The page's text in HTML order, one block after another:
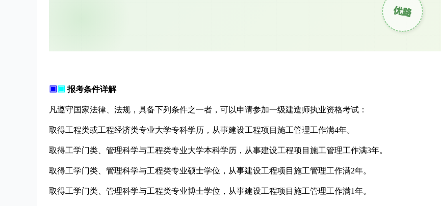
▣ ▣ 报考条件详解
凡遵守国家法律、法规，具备下列条件之一者，可以申请参加一级建造师执业资格考试：
取得工程类或工程经济类专业大学专科学历，从事建设工程项目施工管理工作满4年。
取得工学门类、管理科学与工程类专业大学本科学历，从事建设工程项目施工管理工作满3年。
取得工学门类、管理科学与工程类专业硕士学位，从事建设工程项目施工管理工作满2年。
取得工学门类、管理科学与工程类专业博士学位，从事建设工程项目施工管理工作满1年。